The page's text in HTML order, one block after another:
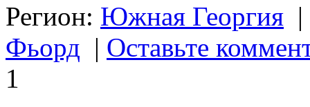
Регион: Южная Георгия |
Фьорд | Оставьте
1